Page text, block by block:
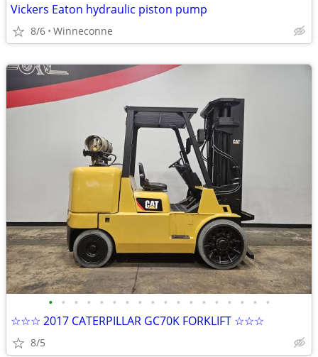
Vickers Eaton hydraulic piston pump
8/6 Winneconne
• • • • • • • • • • • • • • • • • •
☆☆☆ 2017 CATERPILLAR GC70K FORKLIFT ☆☆☆
8/5